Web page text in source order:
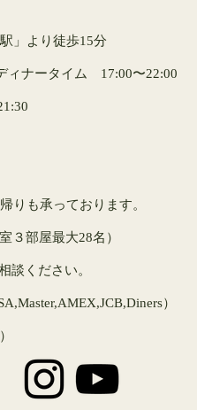
」より徒歩15分
ィナータイム 17:00〜22:00
りも承っております。
３部屋最大28名）
談ください。
）